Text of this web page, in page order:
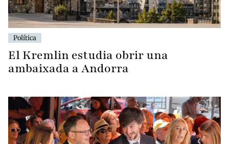
Política
El Kremlin estudia obrir una
ambaixada a Andorra